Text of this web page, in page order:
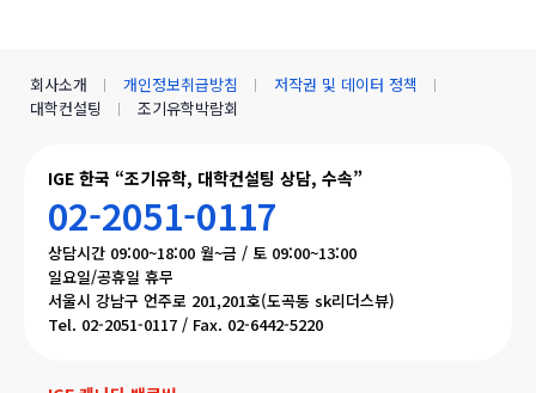
IGE 한국 “조기유학, 대학컨설팅 상담, 수속”
02-2051-0117
상담시간 09:00~18:00 월~금 / 토 09:00~13:00
일요일/공휴일 휴무
서울시 강남구 언주로 201,201호(도곡동 sk리더스뷰)
Tel. 02-2051-0117 / Fax. 02-6442-5220
회사소개 개인정보취급방침
저작권 및 데이터 정책
대학컨설팅
조기유학박람회